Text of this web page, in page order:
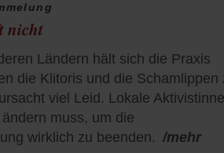
nicht
Ländern hält sich die Praxis
die Klitoris und die Schamlippen
viel Leid. Lokale
muss, um die
wirklich zu beenden. /mehr